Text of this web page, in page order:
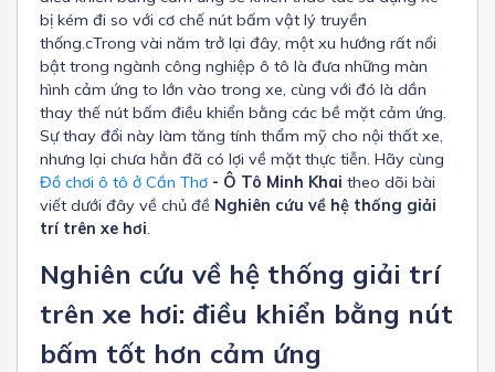
bị kém đi so với cơ chế nút bấm vật lý truyền
thống.cTrong vài năm trở lại đây, một xu hướng rất nổi
bật trong ngành công nghiệp ô tô là đưa những màn
hình cảm ứng to lớn vào trong xe, cùng với đó là dần
thay thế nút bấm điều khiển bằng các bề mặt cảm ứng.
Sự thay đổi này làm tăng tính thẩm mỹ cho nội thất xe,
nhưng lại chưa hẳn đã có lợi về mặt thực tiễn. Hãy cùng
Đồ chơi ô tô ở Cần Thơ - Ô Tô Minh Khai theo dõi bài
viết dưới đây về chủ đề Nghiên cứu về hệ thống giải
trí trên xe hơi.
Nghiên cứu về hệ thống giải trí
trên xe hơi: điều khiển bằng nút
bấm tốt hơn cảm ứng